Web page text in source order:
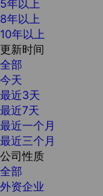
5年以上
8年以上
10年以上
更新时间
全部
今天
最近3天
最近7天
最近一个月
最近三个月
公司性质
全部
外资企业